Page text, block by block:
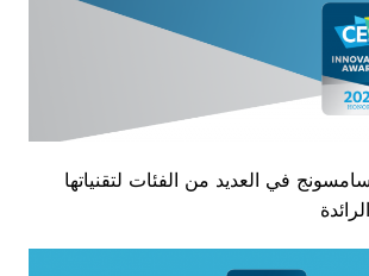
في العديد من الفئات لتقنياتها